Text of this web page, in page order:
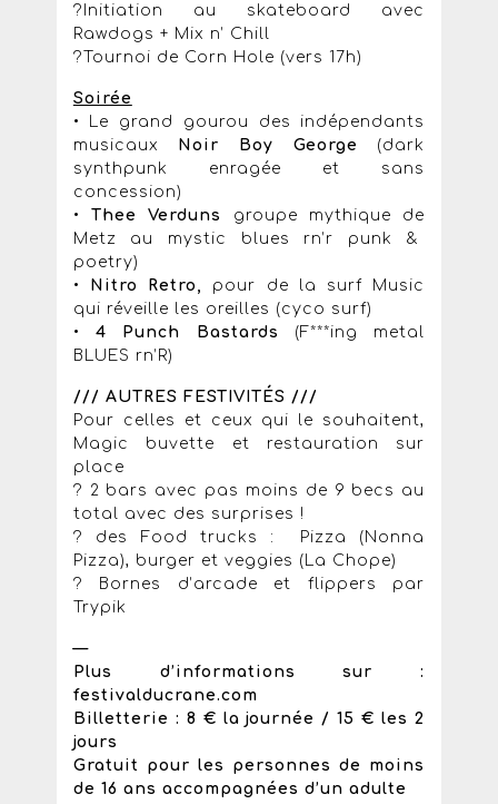
?Initiation au skateboard avec
Rawdogs + Mix n’ Chill
?Tournoi de Corn Hole (vers 17h)
Soirée
• Le grand gourou des indépendants
musicaux Noir Boy George
(dark
synthpunk enragée et sans
concession)
•Thee Verduns
groupe mythique de
Metz au mystic blues rn’r punk &
poetry)
• Nitro Retro,
pour de la surf Music
qui réveille les oreilles (cyco surf)
•4 Punch Bastards (F***ing metal
BLUES rn’R)
/// AUTRES FESTIVITÉS ///
Pour celles et ceux qui le souhaitent,
Magic buvette et restauration sur
place
? 2 bars avec pas moins de 9 becs au
total avec des surprises !
? des Food trucks : Pizza (Nonna
Pizza), burger et veggies (La Chope)
? Bornes d’arcade et flippers par
Trypik
—
Plus d’informations sur :
festivalducrane.com
Billetterie : 8 € la journée / 15 € les 2
jours
Gratuit pour les personnes de moins
de 16 ans accompagnées d’un adulte